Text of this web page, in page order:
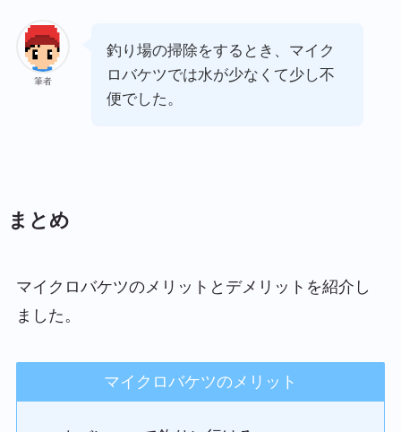
筆者
釣り場の掃除をするとき、マイク
ロバケツでは水が少なくて少し不
便でした。
まとめ
マイクロバケツのメリットとデメリットを紹介し
ました。
マイクロバケツのメリット